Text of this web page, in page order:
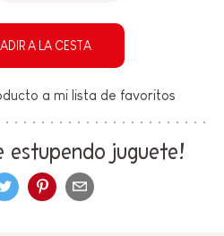
A LA CESTA
a mi lista de favoritos
estupendo juguete!